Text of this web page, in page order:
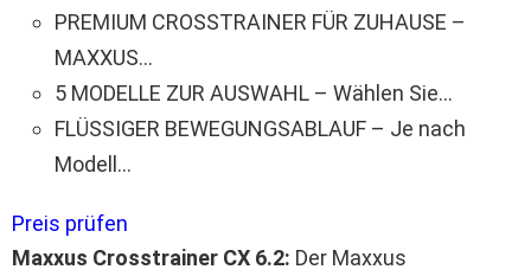
PREMIUM CROSSTRAINER FÜR ZUHAUSE –
MAXXUS...
5 MODELLE ZUR AUSWAHL – Wählen Sie...
FLÜSSIGER BEWEGUNGSABLAUF – Je nach
Modell...
Preis prüfen
Maxxus Crosstrainer CX 6.2: Der Maxxus